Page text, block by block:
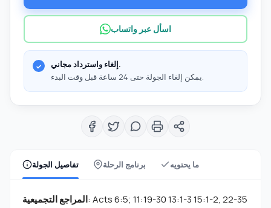
تفاصيل الجولة برنامج الرحلة ما يحتويه
المراجع التجميعية: Acts 6:5; 11:19-30 13:1-3 15:1-2, 22-35
اسأل عبر واتساب
إلغاء واسترداد مجاني.
يمكن إلغاء الجولة حتى 24 ساعة قبل وقت البدء.